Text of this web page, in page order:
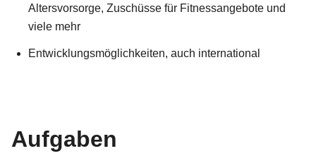
Altersvorsorge, Zuschüsse für Fitnessangebote und
viele mehr
Entwicklungsmöglichkeiten, auch international
Aufgaben